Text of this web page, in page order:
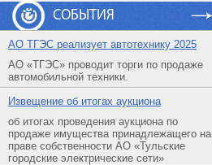
СОБЫТИЯ
АO ТГЭС реализует автотехнику 2025
АО «ТГЭС» проводит торги по продаже
автомобильной техники.
Извещение об итогах аукциона
об итогах проведения аукциона по
продаже имущества принадлежащего на
праве собственности АО «Тульские
городские электрические сети»